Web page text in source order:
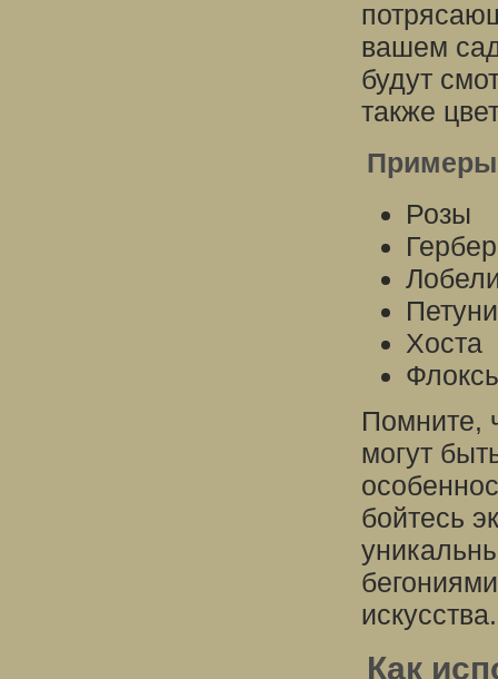
вашем
будут
также
Примеры
Розы
Хоста
Помните,
могут
бойтесь
искусства.
Как